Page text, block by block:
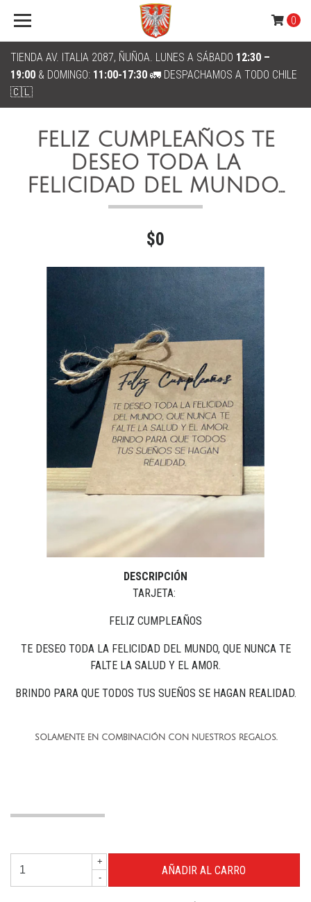
TIENDA AV. ITALIA 2087, ÑUÑOA. LUNES A SÁBADO 12:30 –
19:00 & DOMINGO: 11:00-17:30 🚛 DESPACHAMOS A TODO CHILE
🇨🇱
0
FELIZ CUMPLEAÑOS TE
DESEO TODA LA
FELICIDAD DEL MUNDO...
$0
DESCRIPCIÓN
TARJETA:
FELIZ CUMPLEAÑOS
TE DESEO TODA LA FELICIDAD DEL MUNDO, QUE NUNCA TE
FALTE LA SALUD Y EL AMOR.
BRINDO PARA QUE TODOS TUS SUEÑOS SE HAGAN REALIDAD.
SOLAMENTE EN COMBINACIÓN CON NUESTROS REGALOS.
+
-